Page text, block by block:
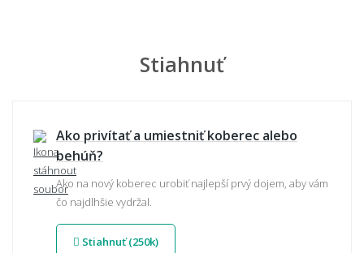
Stiahnuť
Ako privítať a umiestniť koberec alebo
behúň?
Ako na nový koberec urobiť najlepší prvý dojem, aby vám
čo najdlhšie vydržal.
Stiahnuť (250k)